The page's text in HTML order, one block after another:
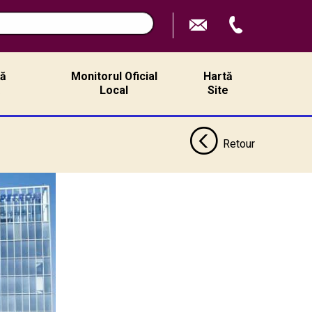
Monitorul Oficial
Local
Hartă
Site
Retour